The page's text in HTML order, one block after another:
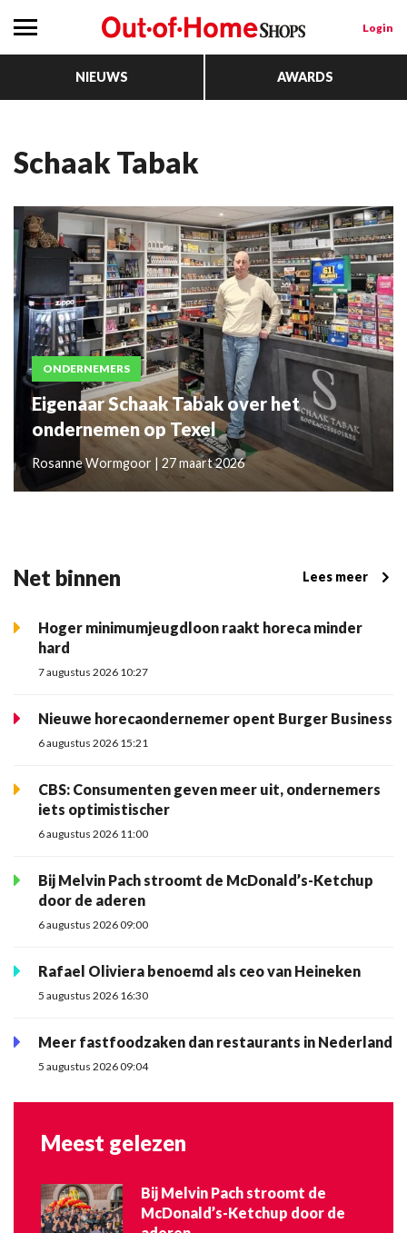
Login
NIEUWS AWARDS
Schaak Tabak
ONDERNEMERS
Eigenaar Schaak Tabak over het
ondernemen op Texel
Rosanne Wormgoor | 27 maart 2026
Net binnen Lees meer
Hoger minimumjeugdloon raakt horeca minder
hard
7 augustus 2026 10:27
Nieuwe horecaondernemer opent Burger Business
6 augustus 2026 15:21
CBS: Consumenten geven meer uit, ondernemers
iets optimistischer
6 augustus 2026 11:00
Bij Melvin Pach stroomt de McDonald’s-Ketchup
door de aderen
6 augustus 2026 09:00
Rafael Oliviera benoemd als ceo van Heineken
5 augustus 2026 16:30
Meer fastfoodzaken dan restaurants in Nederland
5 augustus 2026 09:04
Meest gelezen
Bij Melvin Pach stroomt de
McDonald’s-Ketchup door de